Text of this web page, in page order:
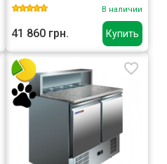
Купить
В наличии
41 860 грн.